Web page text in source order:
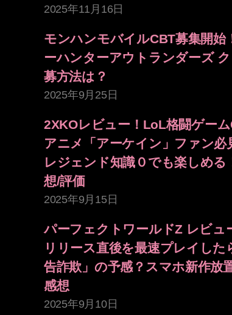
2025年11月16日
モンハンモバイルCBT募集開始
ーハンターアウトランダーズ
募方法は？
2025年9月25日
2XKOレビュー！LoL格闘ゲー
アニメ「アーケイン」ファン必
レジェンド知識０でも楽しめる
想/評価
2025年9月15日
パーフェクトワールドZ レビュ
リリース直後を最速プレイした
告詐欺」の予感？スマホ新作放
感想
2025年9月10日